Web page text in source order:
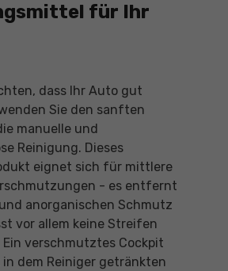
für Ihr
dass Ihr Auto gut
Sie den sanften
manuelle und
Reinigung. Dieses
eignet sich für mittlere
- es entfernt
anorganischen Schmutz
vor allem keine Streifen
Ein verschmutztes Cockpit
dem Reiniger getränkten